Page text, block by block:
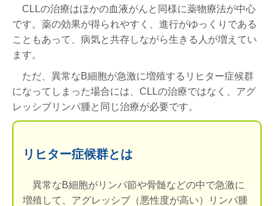
CLLの治療はほかの血液がんと同様に薬物療法が中心
です。薬の効果が得られやすく、進行がゆっくりである
こともあって、病気と共存しながら生きる人が増えてい
ます。
ただ、異常なB細胞が急激に増殖するリヒター症候群
になってしまった場合には、CLLの治療ではなく、アグ
レッシブリンパ腫と同じ治療が必要です。
リヒター症候群とは
異常なB細胞がリンパ節や骨髄などの中で急激に
増殖して、アグレッシブ（悪性度が高い）リンパ腫